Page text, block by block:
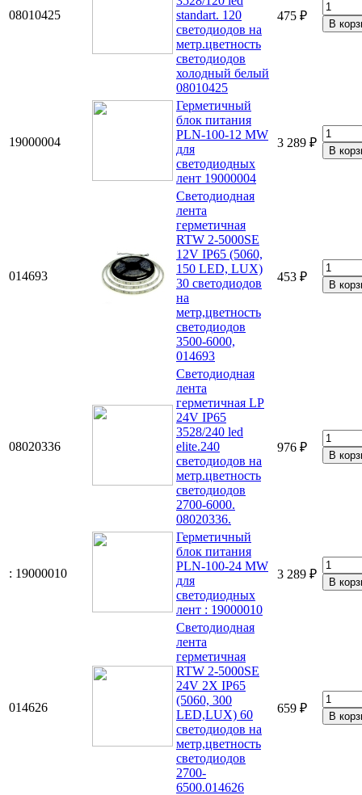
08010425
standart. 120
светодиодов на
метр.цветность
светодиодов
холодный белый
08010425
475 ₽
19000004
Герметичный
блок питания
PLN-100-12 MW
для
светодиодных
лент 19000004
3 289 ₽
014693
Светодиодная
лента
герметичная
RTW 2-5000SE
12V IP65 (5060,
150 LED, LUX)
30 светодиодов
на
метр,цветность
светодиодов
3500-6000,
014693
453 ₽
08020336
Светодиодная
лента
герметичная LP
24V IP65
3528/240 led
elite.240
светодиодов на
метр.цветность
светодиодов
2700-6000.
08020336.
976 ₽
: 19000010
Герметичный
блок питания
PLN-100-24 MW
для
светодиодных
лент : 19000010
3 289 ₽
014626
Светодиодная
лента
герметичная
RTW 2-5000SE
24V 2X IP65
(5060, 300
LED,LUX) 60
светодиодов на
метр,цветность
светодиодов
2700-
6500.014626
659 ₽